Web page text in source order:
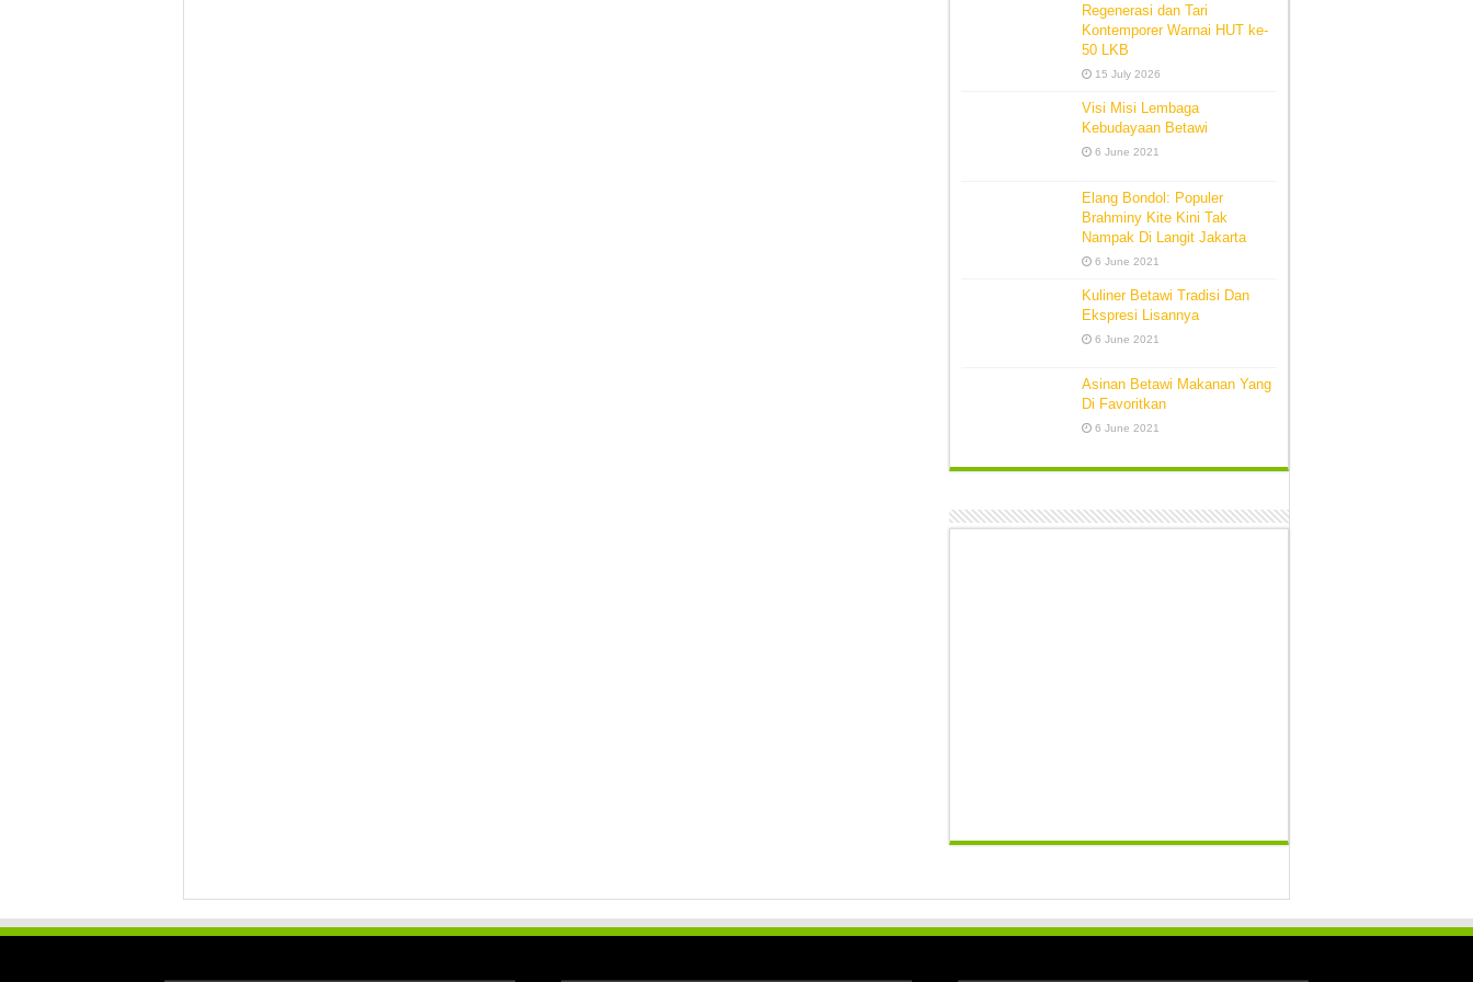
Regenerasi dan Tari
Kontemporer Warnai HUT ke-
50 LKB
15 July 2026
Visi Misi Lembaga
Kebudayaan Betawi
6 June 2021
Elang Bondol: Populer
Brahminy Kite Kini Tak
Nampak Di Langit Jakarta
6 June 2021
Kuliner Betawi Tradisi Dan
Ekspresi Lisannya
6 June 2021
Asinan Betawi Makanan Yang
Di Favoritkan
6 June 2021